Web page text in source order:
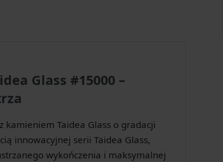
Glass #15000 –
kamieniem Taidea Glass o gradacji
innowacyjnej serii Taidea Glass,
wykończenia i maksymalnej